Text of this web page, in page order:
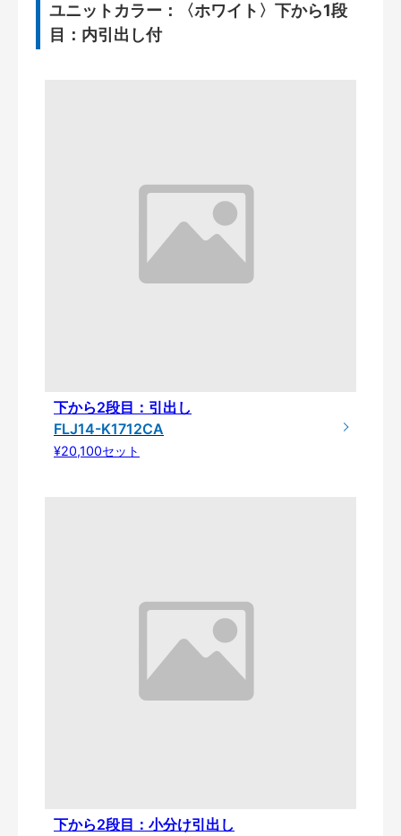
ユニットカラー：〈ホワイト〉下から1段
目：内引出し付
下から2段目：引出し
FLJ14-K1712CA
¥20,100セット
下から2段目：小分け引出し